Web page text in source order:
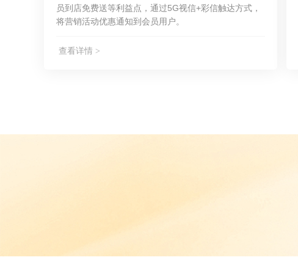
员到店免费送等利益点，通过5G视信+彩信触达方式，
将营销活动优惠通知到会员用户。
查看详情 >